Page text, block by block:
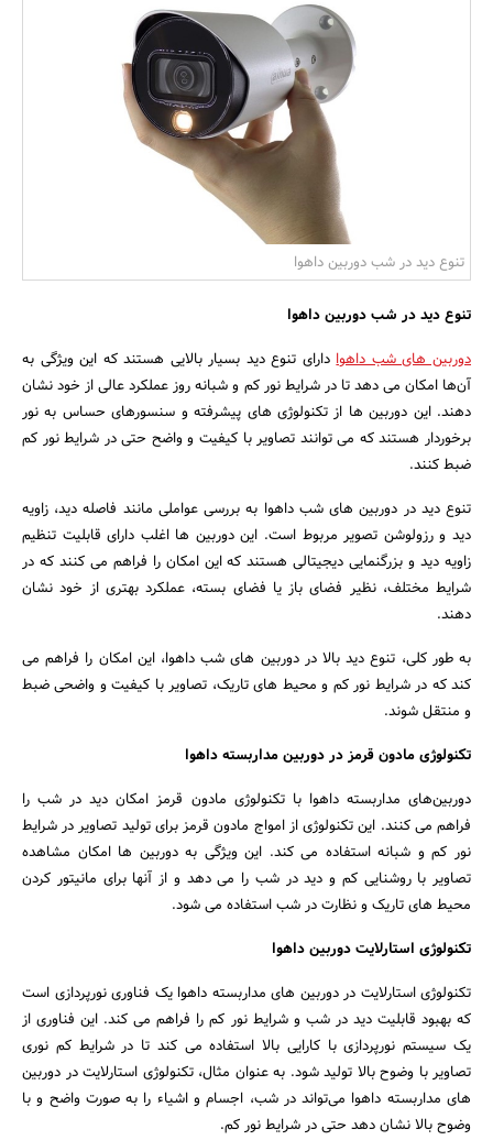
بانک، بیمه و سرمایه
مسکن و ساختمان
تنوع دید در شب دوربین داهوا
تنوع دید در شبدوربین داهوا
دوربین‌ های شب داهوادارای تنوع دید بسیار بالایی هستند که این ویژگی به
آن‌ها امکان می‌ دهد تا در شرایط نور کم و شبانه ‌روز عملکرد عالی از خود نشان
دهند. این دوربین‌ ها از تکنولوژی‌ های پیشرفته و سنسورهای حساس به نور
برخوردار هستند که می ‌توانند تصاویر با کیفیت و واضح حتی در شرایط نور کم
ضبط کنند.
تنوع دید در دوربین‌ های شب داهوا به بررسی عواملی مانند فاصله دید، زاویه
دید و رزولوشن تصویر مربوط است. این دوربین ‌ها اغلب دارای قابلیت تنظیم
زاویه دید و بزرگنمایی دیجیتالی هستند که این امکان را فراهم می‌ کنند که در
شرایط مختلف، نظیر فضای باز یا فضای بسته، عملکرد بهتری از خود نشان
دهند.
به طور کلی، تنوع دید بالا در دوربین‌ های شب داهوا، این امکان را فراهم می
‌کند که در شرایط نور کم و محیط‌ های تاریک، تصاویر با کیفیت و واضحی ضبط
و منتقل شوند.
تکنولوژی مادون قرمز در دوربین مداربسته داهوا
دوربین‌های مداربسته داهوا با تکنولوژی مادون قرمز امکان دید در شب را
فراهم می‌ کنند. این تکنولوژی از امواج مادون قرمز برای تولید تصاویر در شرایط
نور کم و شبانه استفاده می‌ کند. این ویژگی به دوربین‌ ها امکان مشاهده
تصاویر با روشنایی کم و دید در شب را می ‌دهد و از آنها برای مانیتور کردن
محیط‌ های تاریک و نظارت در شب استفاده می ‌شود.
تکنولوژی استارلایت دوربین داهوا
تکنولوژی استارلایت در دوربین‌ های مداربسته داهوا یک فناوری نورپردازی است
که بهبود قابلیت دید در شب و شرایط نور کم را فراهم می‌ کند. این فناوری از
یک سیستم نورپردازی با کارایی بالا استفاده می‌ کند تا در شرایط کم ‌نوری
تصاویر با وضوح بالا تولید شود. به عنوان مثال، تکنولوژی استارلایت در دوربین‌
های مداربسته داهوا می‌تواند در شب، اجسام و اشیاء را به صورت واضح و با
وضوح بالا نشان دهد حتی در شرایط نور کم.